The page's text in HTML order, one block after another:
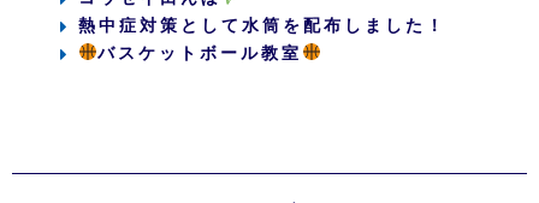
熱中症対策として水筒を配布しました！
バスケットボール教室